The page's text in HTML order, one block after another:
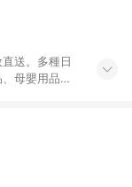
送。多種日
母嬰用品，